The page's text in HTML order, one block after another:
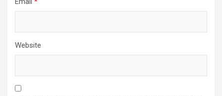
Website